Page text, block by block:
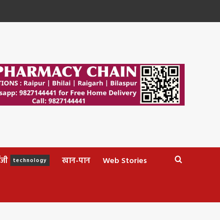
technology खान-पान Web Stories